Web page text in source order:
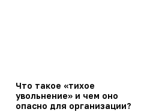
Что такое «тихое
увольнение» и чем оно
опасно для организации?